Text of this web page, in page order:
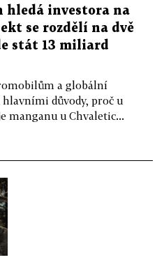
hledá investora na
se rozdělí na dvě
stát 13 miliard
a globální
důvody, proč u
manganu u Chvaletic...